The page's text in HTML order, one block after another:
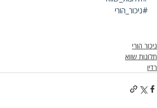
#ניכור_הורי
ניכור הורי
תלונות שווא
רדיו